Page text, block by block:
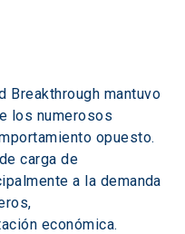
Breakthrough mantuvo
los numerosos
opuesto.
carga de
a la demanda
económica.